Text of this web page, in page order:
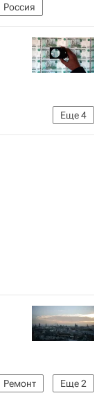
Россия
Еще4
Еще2
Ремонт